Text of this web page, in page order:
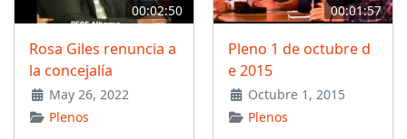
00:02:50
Rosa Giles renuncia a
la concejalía
May 26, 2022
Plenos
00:01:57
Pleno 1 de octubre d
e 2015
Octubre 1, 2015
Plenos